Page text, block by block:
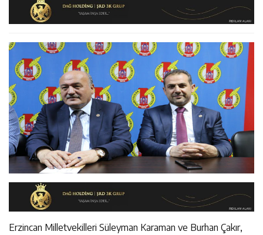
Düzenlendi
14:43 ETSO Başkan Adayı Süleyman Tan Üyelerle Buluştu
Erzincan Milletvekilleri Süleyman Karaman ve Burhan Çakır,